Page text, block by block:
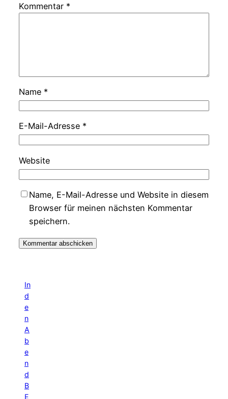
Kommentar *
Name *
E-Mail-Adresse *
Website
Name, E-Mail-Adresse und Website in diesem
Browser für meinen nächsten Kommentar
speichern.
In
d
e
n
A
b
e
n
d
B
E